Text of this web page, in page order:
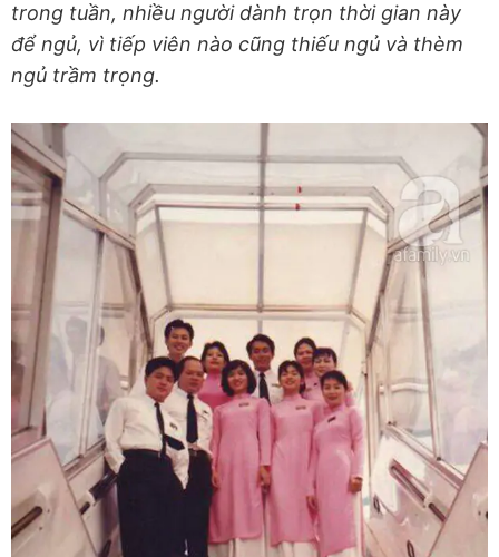
trong tuần, nhiều người dành trọn thời gian này
để ngủ, vì tiếp viên nào cũng thiếu ngủ và thèm
ngủ trầm trọng.